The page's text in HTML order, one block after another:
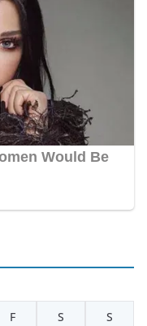
F S S